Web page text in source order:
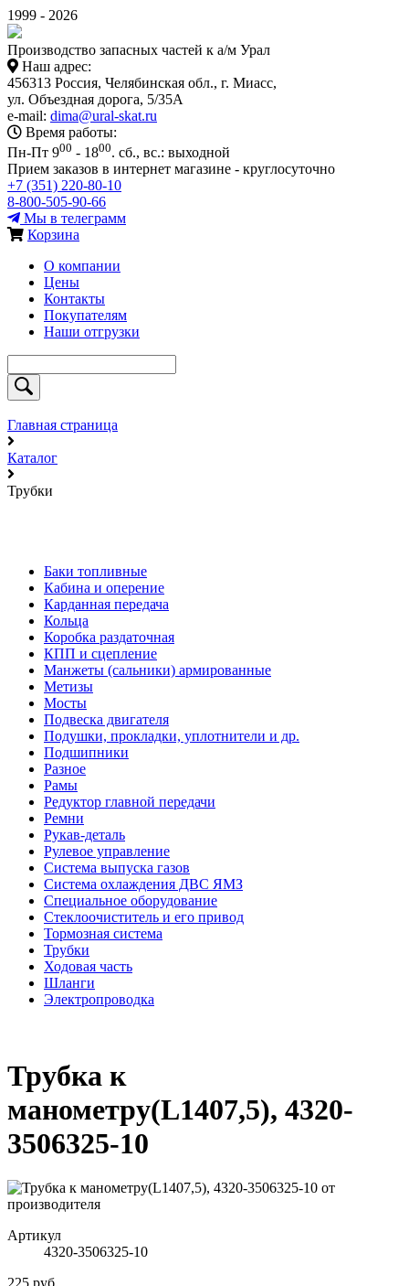
1999 - 2026
Производство запасных частей к а/м Урал
Наш адрес:
456313 Россия, Челябинская обл., г. Миасс,
ул. Объездная дорога, 5/35А
e-mail: dima@ural-skat.ru
Время работы:
Пн-Пт 900 - 1800. сб., вс.: выходной
Прием заказов в интернет магазине - круглосуточно
+7 (351) 220-80-10
8-800-505-90-66
Мы в телеграмм
Корзина
О компании
Цены
Контакты
Покупателям
Наши отгрузки
Главная страница
Каталог
Трубки
Баки топливные
Кабина и оперение
Карданная передача
Кольца
Коробка раздаточная
КПП и сцепление
Манжеты (сальники) армированные
Метизы
Мосты
Подвеска двигателя
Подушки, прокладки, уплотнители и др.
Подшипники
Разное
Рамы
Редуктор главной передачи
Ремни
Рукав-деталь
Рулевое управление
Система выпуска газов
Система охлаждения ДВС ЯМЗ
Специальное оборудование
Стеклоочиститель и его привод
Тормозная система
Трубки
Ходовая часть
Шланги
Электропроводка
Трубка к
манометру(L1407,5), 4320-
3506325-10
Артикул
4320-3506325-10